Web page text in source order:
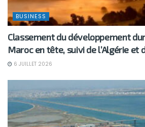
BUSINESS
Classement du développement
Maroc en tête, suivi de l’Algérie et
6 JUILLET 2026